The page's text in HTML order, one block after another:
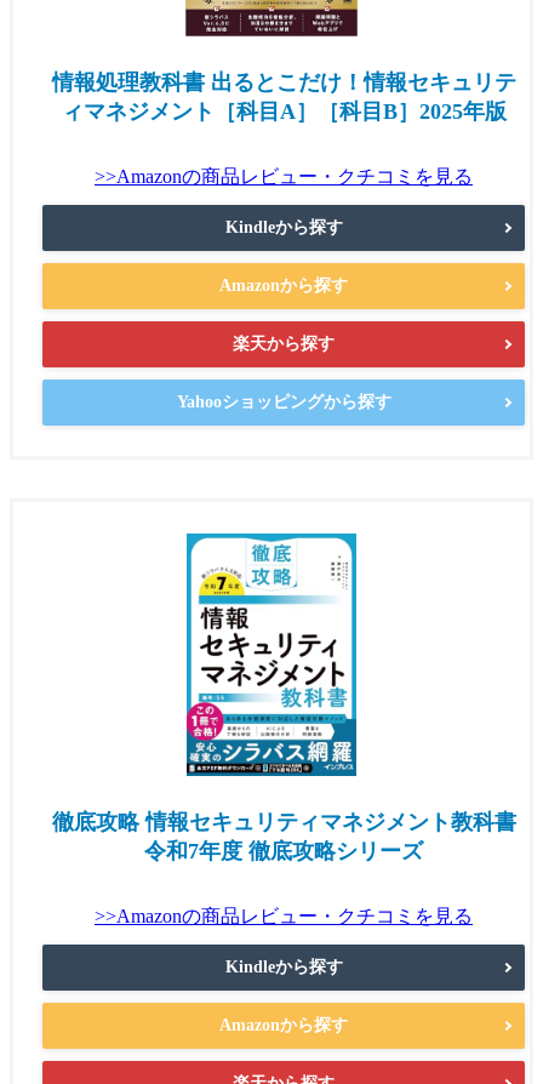
情報処理教科書 出るとこだけ！情報セキュリテ
ィマネジメント［科目A］［科目B］2025年版
>>Amazonの商品レビュー・クチコミを見る
Kindleから探す
Amazonから探す
楽天から探す
Yahooショッピングから探す
徹底攻略 情報セキュリティマネジメント教科書
令和7年度 徹底攻略シリーズ
>>Amazonの商品レビュー・クチコミを見る
Kindleから探す
Amazonから探す